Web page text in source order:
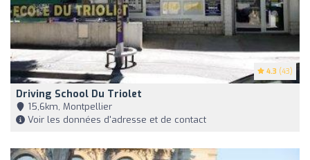
4.3 (43)
Driving School Du Triolet
15,6km, Montpellier
Voir les données d'adresse et de contact